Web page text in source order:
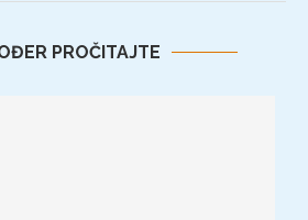
PROČITAJTE